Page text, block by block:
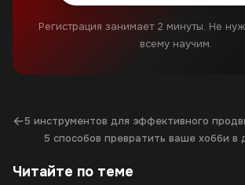
Регистрация занимает 2 минуты. Не
всему научим.
←5 инструментов для эффективного
5 способов превратить ваше хобби в
Читайте по теме